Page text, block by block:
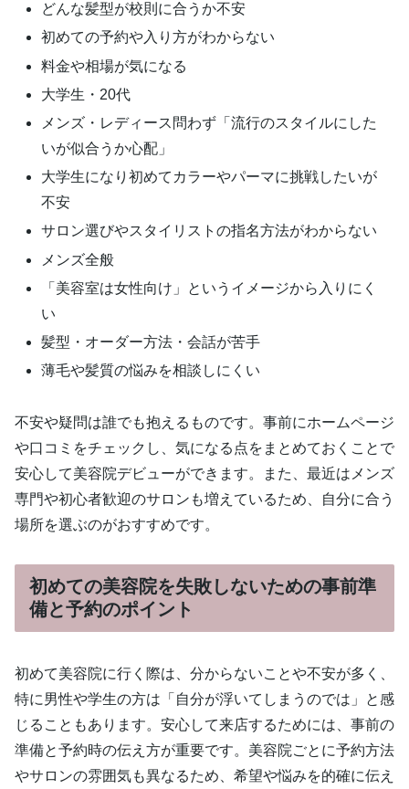
どんな髪型が校則に合うか不安
初めての予約や入り方がわからない
料金や相場が気になる
大学生・20代
メンズ・レディース問わず「流行のスタイルにした
いが似合うか心配」
大学生になり初めてカラーやパーマに挑戦したいが
不安
サロン選びやスタイリストの指名方法がわからない
メンズ全般
「美容室は女性向け」というイメージから入りにく
い
髪型・オーダー方法・会話が苦手
薄毛や髪質の悩みを相談しにくい
不安や疑問は誰でも抱えるものです。事前にホームページ
や口コミをチェックし、気になる点をまとめておくことで
安心して美容院デビューができます。また、最近はメンズ
専門や初心者歓迎のサロンも増えているため、自分に合う
場所を選ぶのがおすすめです。
初めての美容院を失敗しないための事前準
備と予約のポイント
初めて美容院に行く際は、分からないことや不安が多く、
特に男性や学生の方は「自分が浮いてしまうのでは」と感
じることもあります。安心して来店するためには、事前の
準備と予約時の伝え方が重要です。美容院ごとに予約方法
やサロンの雰囲気も異なるため、希望や悩みを的確に伝え